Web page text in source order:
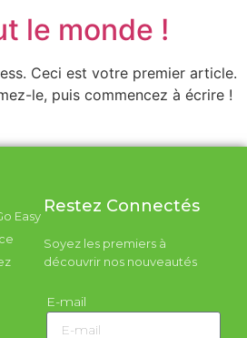
le monde !
Ceci est votre premier article.
le, puis commencez à écrire !
Easy Restez Connectés
Soyez les premiers à
découvrir nos nouveautés
E-mail